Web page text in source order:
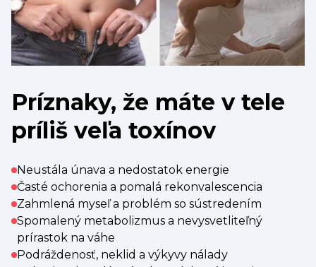
Príznaky, že máte v tele
príliš veľa toxínov
Neustála únava a nedostatok energie
Časté ochorenia a pomalá rekonvalescencia
Zahmlená myseľ a problém so sústredením
Spomalený metabolizmus a nevysvetliteľný
prírastok na váhe
Podráždenosť, neklid a výkyvy nálady